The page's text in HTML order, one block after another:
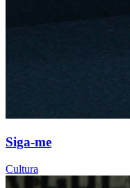
Siga-me
Cultura